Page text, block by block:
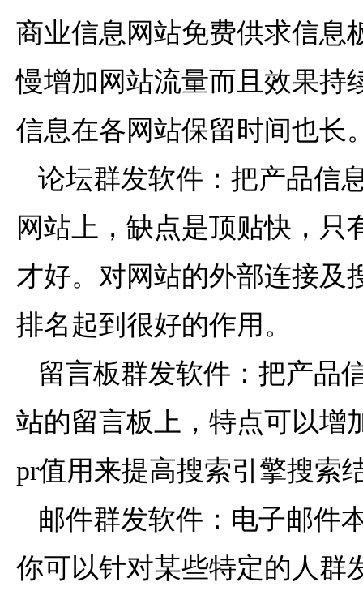
商业信息网站免费供求信息
慢增加网站流量而且效果持
信息在各网站保留时间也长
论坛群发软件：把产品信
网站上，缺点是顶贴快，只
才好。对网站的外部连接及
排名起到很好的作用。
留言板群发软件：把产品
站的留言板上，特点可以增
pr值用来提高搜索引擎搜索
邮件群发软件：电子邮件
你可以针对某些特定的人群